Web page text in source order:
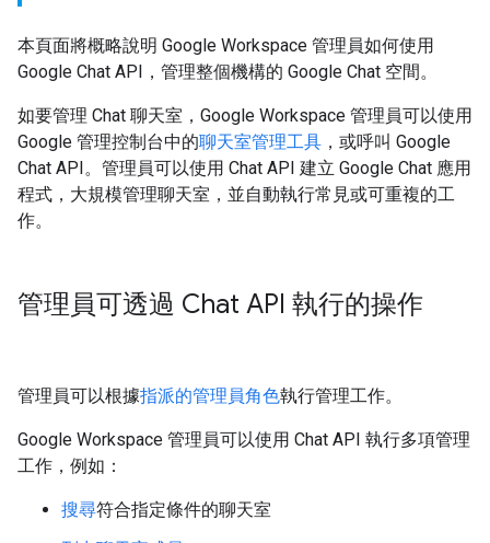
本頁面將概略說明 Google Workspace 管理員如何使用
Google Chat API，管理整個機構的 Google Chat 空間。
如要管理 Chat 聊天室，Google Workspace 管理員可以使用
Google 管理控制台中的聊天室管理工具 ，或呼叫 Google
Chat API。管理員可以使用 Chat API 建立 Google Chat 應用
程式，大規模管理聊天室，並自動執行常見或可重複的工
作。
管理員可透過 Chat API 執行的操作
管理員可以根據指派的管理員角色執行管理工作。
Google Workspace 管理員可以使用 Chat API 執行多項管理
工作，例如：
搜尋符合指定條件的聊天室